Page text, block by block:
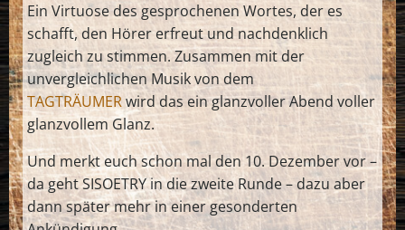
Ein Virtuose des gesprochenen Wortes, der es
schafft, den Hörer erfreut und nachdenklich
zugleich zu stimmen. Zusammen mit der
unvergleichlichen Musik von dem
TAGTRÄUMERwird das ein glanzvoller Abend voller
glanzvollem Glanz.
Und merkt euch schon mal den 10. Dezember vor –
da geht SISOETRY in die zweite Runde – dazu aber
dann später mehr in einer gesonderten